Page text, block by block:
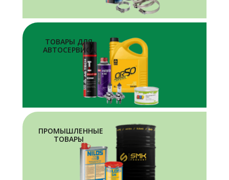
ТОВАРЫ ДЛЯ
АВТОСЕРВИСА
ПРОМЫШЛЕННЫЕ
ТОВАРЫ